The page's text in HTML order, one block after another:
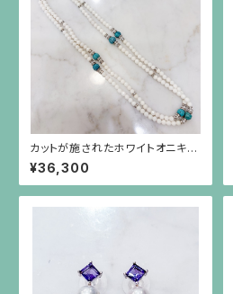
カットが施されたホワイトオニキス
と円盤型の水晶、ロンデル、彫りが
施されたターコイズのロングネッ
クレス
¥36,300